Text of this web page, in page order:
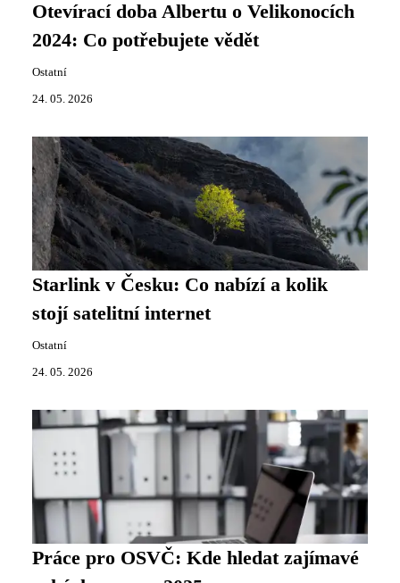
Otevírací doba Albertu o Velikonocích
2024: Co potřebujete vědět
Ostatní
24. 05. 2026
Starlink v Česku: Co nabízí a kolik
stojí satelitní internet
Ostatní
24. 05. 2026
Práce pro OSVČ: Kde hledat zajímavé